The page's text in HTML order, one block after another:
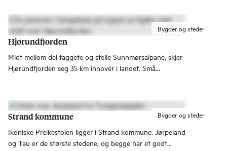
Bygder og steder
Hjørundfjorden
Midt mellom dei taggete og steile Sunnmørsalpane, skjer
Hjørundfjorden seg 35 km innover i landet. Små
Bygder og steder
Strand kommune
Ikoniske Preikestolen ligger i Strand kommune. Jørpeland
og Tau er de største stedene, og begge har et godt